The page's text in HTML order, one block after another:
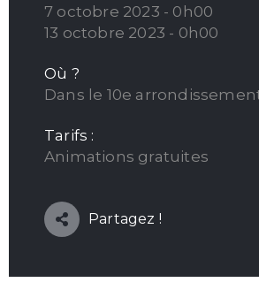
7 octobre 2023 - 0h00
13 octobre 2023 - 0h00
Où ?
Dans le 10e
Tarifs :
Animations gratuites
Partagez !